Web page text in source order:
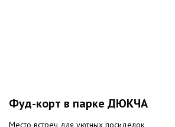
Фуд-корт в парке ДЮКЧА
Место встреч для уютных посиделок